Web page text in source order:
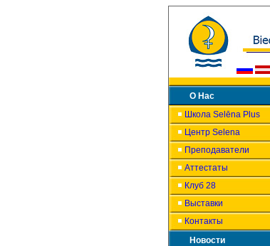
О Нас
Школа Selēna Plus
Центр Selena
Преподаватели
Аттестаты
Клуб 28
Выставки
Контакты
Новости